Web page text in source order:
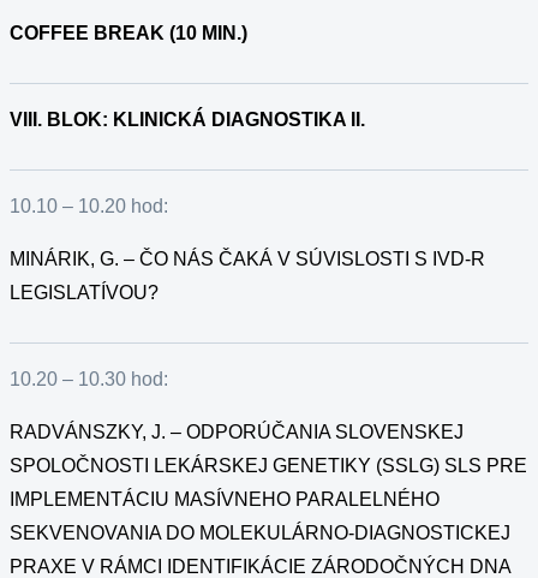
COFFEE BREAK (10 MIN.)
VIII. BLOK: KLINICKÁ DIAGNOSTIKA II.
10.10 – 10.20 hod:
MINÁRIK, G. – ČO NÁS ČAKÁ V SÚVISLOSTI S IVD-R
LEGISLATÍVOU?
10.20 – 10.30 hod:
RADVÁNSZKY, J. – ODPORÚČANIA SLOVENSKEJ
SPOLOČNOSTI LEKÁRSKEJ GENETIKY (SSLG) SLS PRE
IMPLEMENTÁCIU MASÍVNEHO PARALELNÉHO
SEKVENOVANIA DO MOLEKULÁRNO-DIAGNOSTICKEJ
PRAXE V RÁMCI IDENTIFIKÁCIE ZÁRODOČNÝCH DNA